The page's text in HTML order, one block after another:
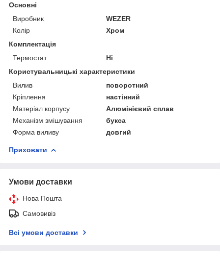
Основні
Виробник
WEZER
Колір
Хром
Комплектація
Термостат
Ні
Користувальницькі характеристики
Вилив
поворотний
Кріплення
настінний
Матеріал корпусу
Алюмінієвий сплав
Механізм змішування
букса
Форма виливу
довгий
Приховати
Умови доставки
Нова Пошта
Самовивіз
Всі умови доставки